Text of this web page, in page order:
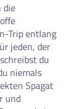
die
Trip entlang
jeden, der
du
niemals
Spagat
und